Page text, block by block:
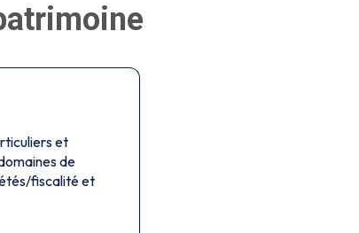
et
de
fiscalité et